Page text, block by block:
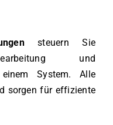
steuern Sie
und
System. Alle
sorgen für effiziente